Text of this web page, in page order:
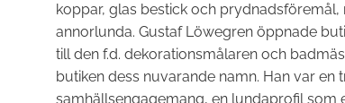
koppar, glas bestick och
annorlunda. Gustaf Löwegren öppnade
till den f.d. dekorationsmålaren och
butiken dess nuvarande namn. Han var
samhällsengagemang, en lundaprofil som